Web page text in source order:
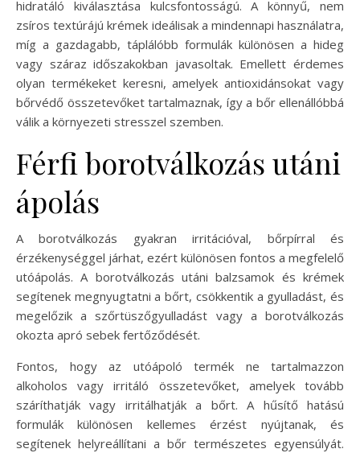
hidratáló kiválasztása kulcsfontosságú. A könnyű, nem
zsíros textúrájú krémek ideálisak a mindennapi használatra,
míg a gazdagabb, táplálóbb formulák különösen a hideg
vagy száraz időszakokban javasoltak. Emellett érdemes
olyan termékeket keresni, amelyek antioxidánsokat vagy
bőrvédő összetevőket tartalmaznak, így a bőr ellenállóbbá
válik a környezeti stresszel szemben.
Férfi borotválkozás utáni
ápolás
A borotválkozás gyakran irritációval, bőrpírral és
érzékenységgel járhat, ezért különösen fontos a megfelelő
utóápolás. A borotválkozás utáni balzsamok és krémek
segítenek megnyugtatni a bőrt, csökkentik a gyulladást, és
megelőzik a szőrtüszőgyulladást vagy a borotválkozás
okozta apró sebek fertőződését.
Fontos, hogy az utóápoló termék ne tartalmazzon
alkoholos vagy irritáló összetevőket, amelyek tovább
száríthatják vagy irritálhatják a bőrt. A hűsítő hatású
formulák különösen kellemes érzést nyújtanak, és
segítenek helyreállítani a bőr természetes egyensúlyát.